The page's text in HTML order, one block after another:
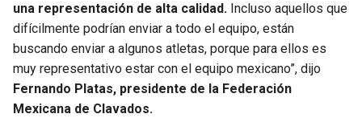
PACKERS
FALCONS
TIMBERWOLVES
TRAIL BLAZERS
una representación de alta calidad. Incluso aquellos que
difícilmente podrían enviar a todo el equipo, están
buscando enviar a algunos atletas, porque para ellos es
muy representativo estar con el equipo mexicano”, dijo
Fernando Platas, presidente de la Federación
Mexicana de Clavados.